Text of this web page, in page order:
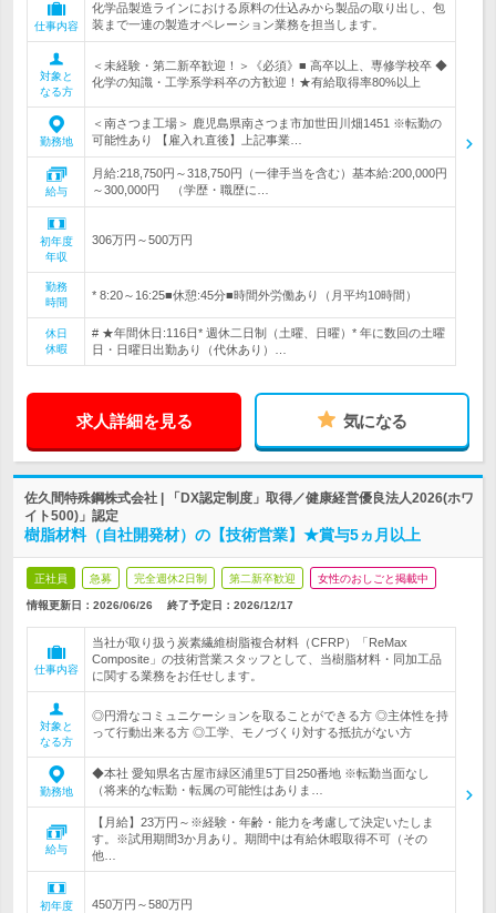
仕事内容
化学品製造ラインにおける原料の仕込みから製品の取り出し、包
装まで一連の製造オペレーション業務を担当します。
対象と
なる方
＜未経験・第二新卒歓迎！＞《必須》■ 高卒以上、専修学校卒 ◆
化学の知識・工学系学科卒の方歓迎！★有給取得率80%以上
勤務地
＜南さつま工場＞ 鹿児島県南さつま市加世田川畑1451 ※転勤の
可能性あり 【雇入れ直後】上記事業…
給与
月給:218,750円～318,750円（一律手当を含む）基本給:200,000円
～300,000円 （学歴・職歴に…
初年度
年収
306万円～500万円
勤務
時間
* 8:20～16:25■休憩:45分■時間外労働あり（月平均10時間）
休日
休暇
# ★年間休日:116日* 週休二日制（土曜、日曜）* 年に数回の土曜
日・日曜日出勤あり（代休あり）…
求人詳細を見る 気になる
佐久間特殊鋼株式会社 | 「DX認定制度」取得／健康経営優良法人2026(ホワ
イト500)」認定
樹脂材料（自社開発材）の【技術営業】★賞与5ヵ月以上
正社員 急募 完全週休2日制 第二新卒歓迎 女性のおしごと掲載中
情報更新日：2026/06/26 終了予定日： 2026/12/17
仕事内容
当社が取り扱う炭素繊維樹脂複合材料（CFRP）「ReMax
Composite」の技術営業スタッフとして、当樹脂材料・同加工品
に関する業務をお任せします。
対象と
なる方
◎円滑なコミュニケーションを取ることができる方 ◎主体性を持
って行動出来る方 ◎工学、モノづくり対する抵抗がない方
勤務地
◆本社 愛知県名古屋市緑区浦里5丁目250番地 ※転勤当面なし
（将来的な転勤・転属の可能性はありま…
給与
【月給】23万円～※経験・年齢・能力を考慮して決定いたしま
す。※試用期間3か月あり。期間中は有給休暇取得不可（その
他…
初年度 450万円～580万円